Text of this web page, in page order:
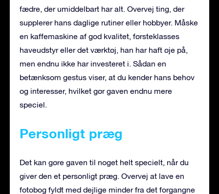
fædre, der umiddelbart har alt. Overvej ting, der
supplerer hans daglige rutiner eller hobbyer. Måske
en kaffemaskine af god kvalitet, førsteklasses
haveudstyr eller det værktøj, han har haft øje på,
men endnu ikke har investeret i. Sådan en
betænksom gestus viser, at du kender hans behov
og interesser, hvilket gør gaven endnu mere
speciel.
Personligt præg
Det kan gøre gaven til noget helt specielt, når du
giver den et personligt præg. Overvej at lave en
fotobog fyldt med dejlige minder fra det forgangne